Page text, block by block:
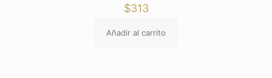
$313
Añadir al carrito